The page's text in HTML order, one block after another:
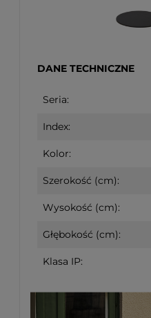
DANE TECHNICZNE
Seria:
Index:
Kolor:
Szerokość (cm):
Wysokość (cm):
Głębokość (cm):
Klasa IP: